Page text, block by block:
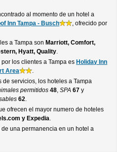
al momento de un hotel a
Inn Tampa - Busch
, ofrecido por
a Tampa son Marriott, Comfort,
Hyatt, Quality.
los clientes a Tampa es Holiday Inn
Area
.
servicios, los hoteles a Tampa
permitidos 48,SPA 67 y
62.
ofrecen el mayor numero de hoteles
y Expedia.
una permanencia en un hotel a